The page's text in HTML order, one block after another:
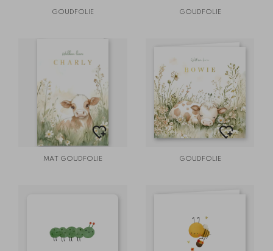
GOUDFOLIE GOUDFOLIE
MAT GOUDFOLIE GOUDFOLIE